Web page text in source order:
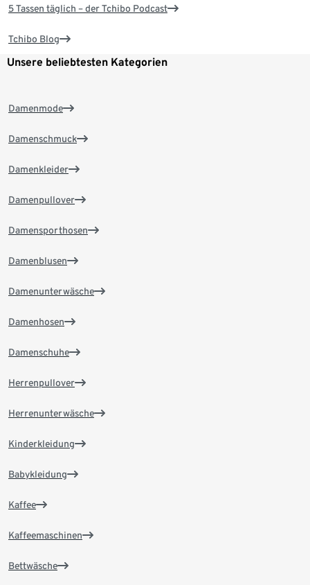
5 Tassen täglich – der Tchibo Podcast
Tchibo Blog
Unsere beliebtesten Kategorien
Damenmode
Damenschmuck
Damenkleider
Damenpullover
Damensporthosen
Damenblusen
Damenunterwäsche
Damenhosen
Damenschuhe
Herrenpullover
Herrenunterwäsche
Kinderkleidung
Babykleidung
Kaffee
Kaffeemaschinen
Bettwäsche